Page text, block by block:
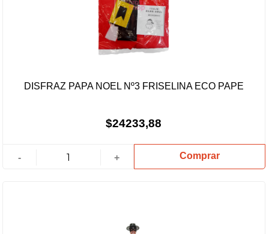
DISFRAZ PAPA NOEL Nº3 FRISELINA ECO PAPE
$24233,88
- + Comprar